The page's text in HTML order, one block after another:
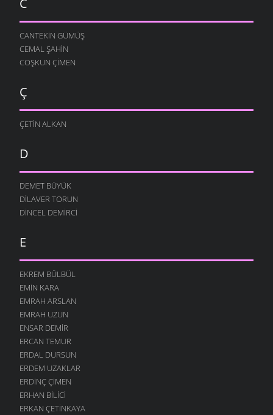
CANTEKIN GÜMÜŞ
CEMAL ŞAHIN
COŞKUN ÇIMEN
Ç
ÇETIN ALKAN
D
DEMET BÜYÜK
DILAVER TORUN
DINCEL DEMIRCI
E
EKREM BÜLBÜL
EMIN KARA
EMRAH ARSLAN
EMRAH UZUN
ENSAR DEMIR
ERCAN TEMUR
ERDAL DURSUN
ERDEM UZAKLAR
ERDINÇ ÇIMEN
ERHAN BILICI
ERKAN ÇETINKAYA